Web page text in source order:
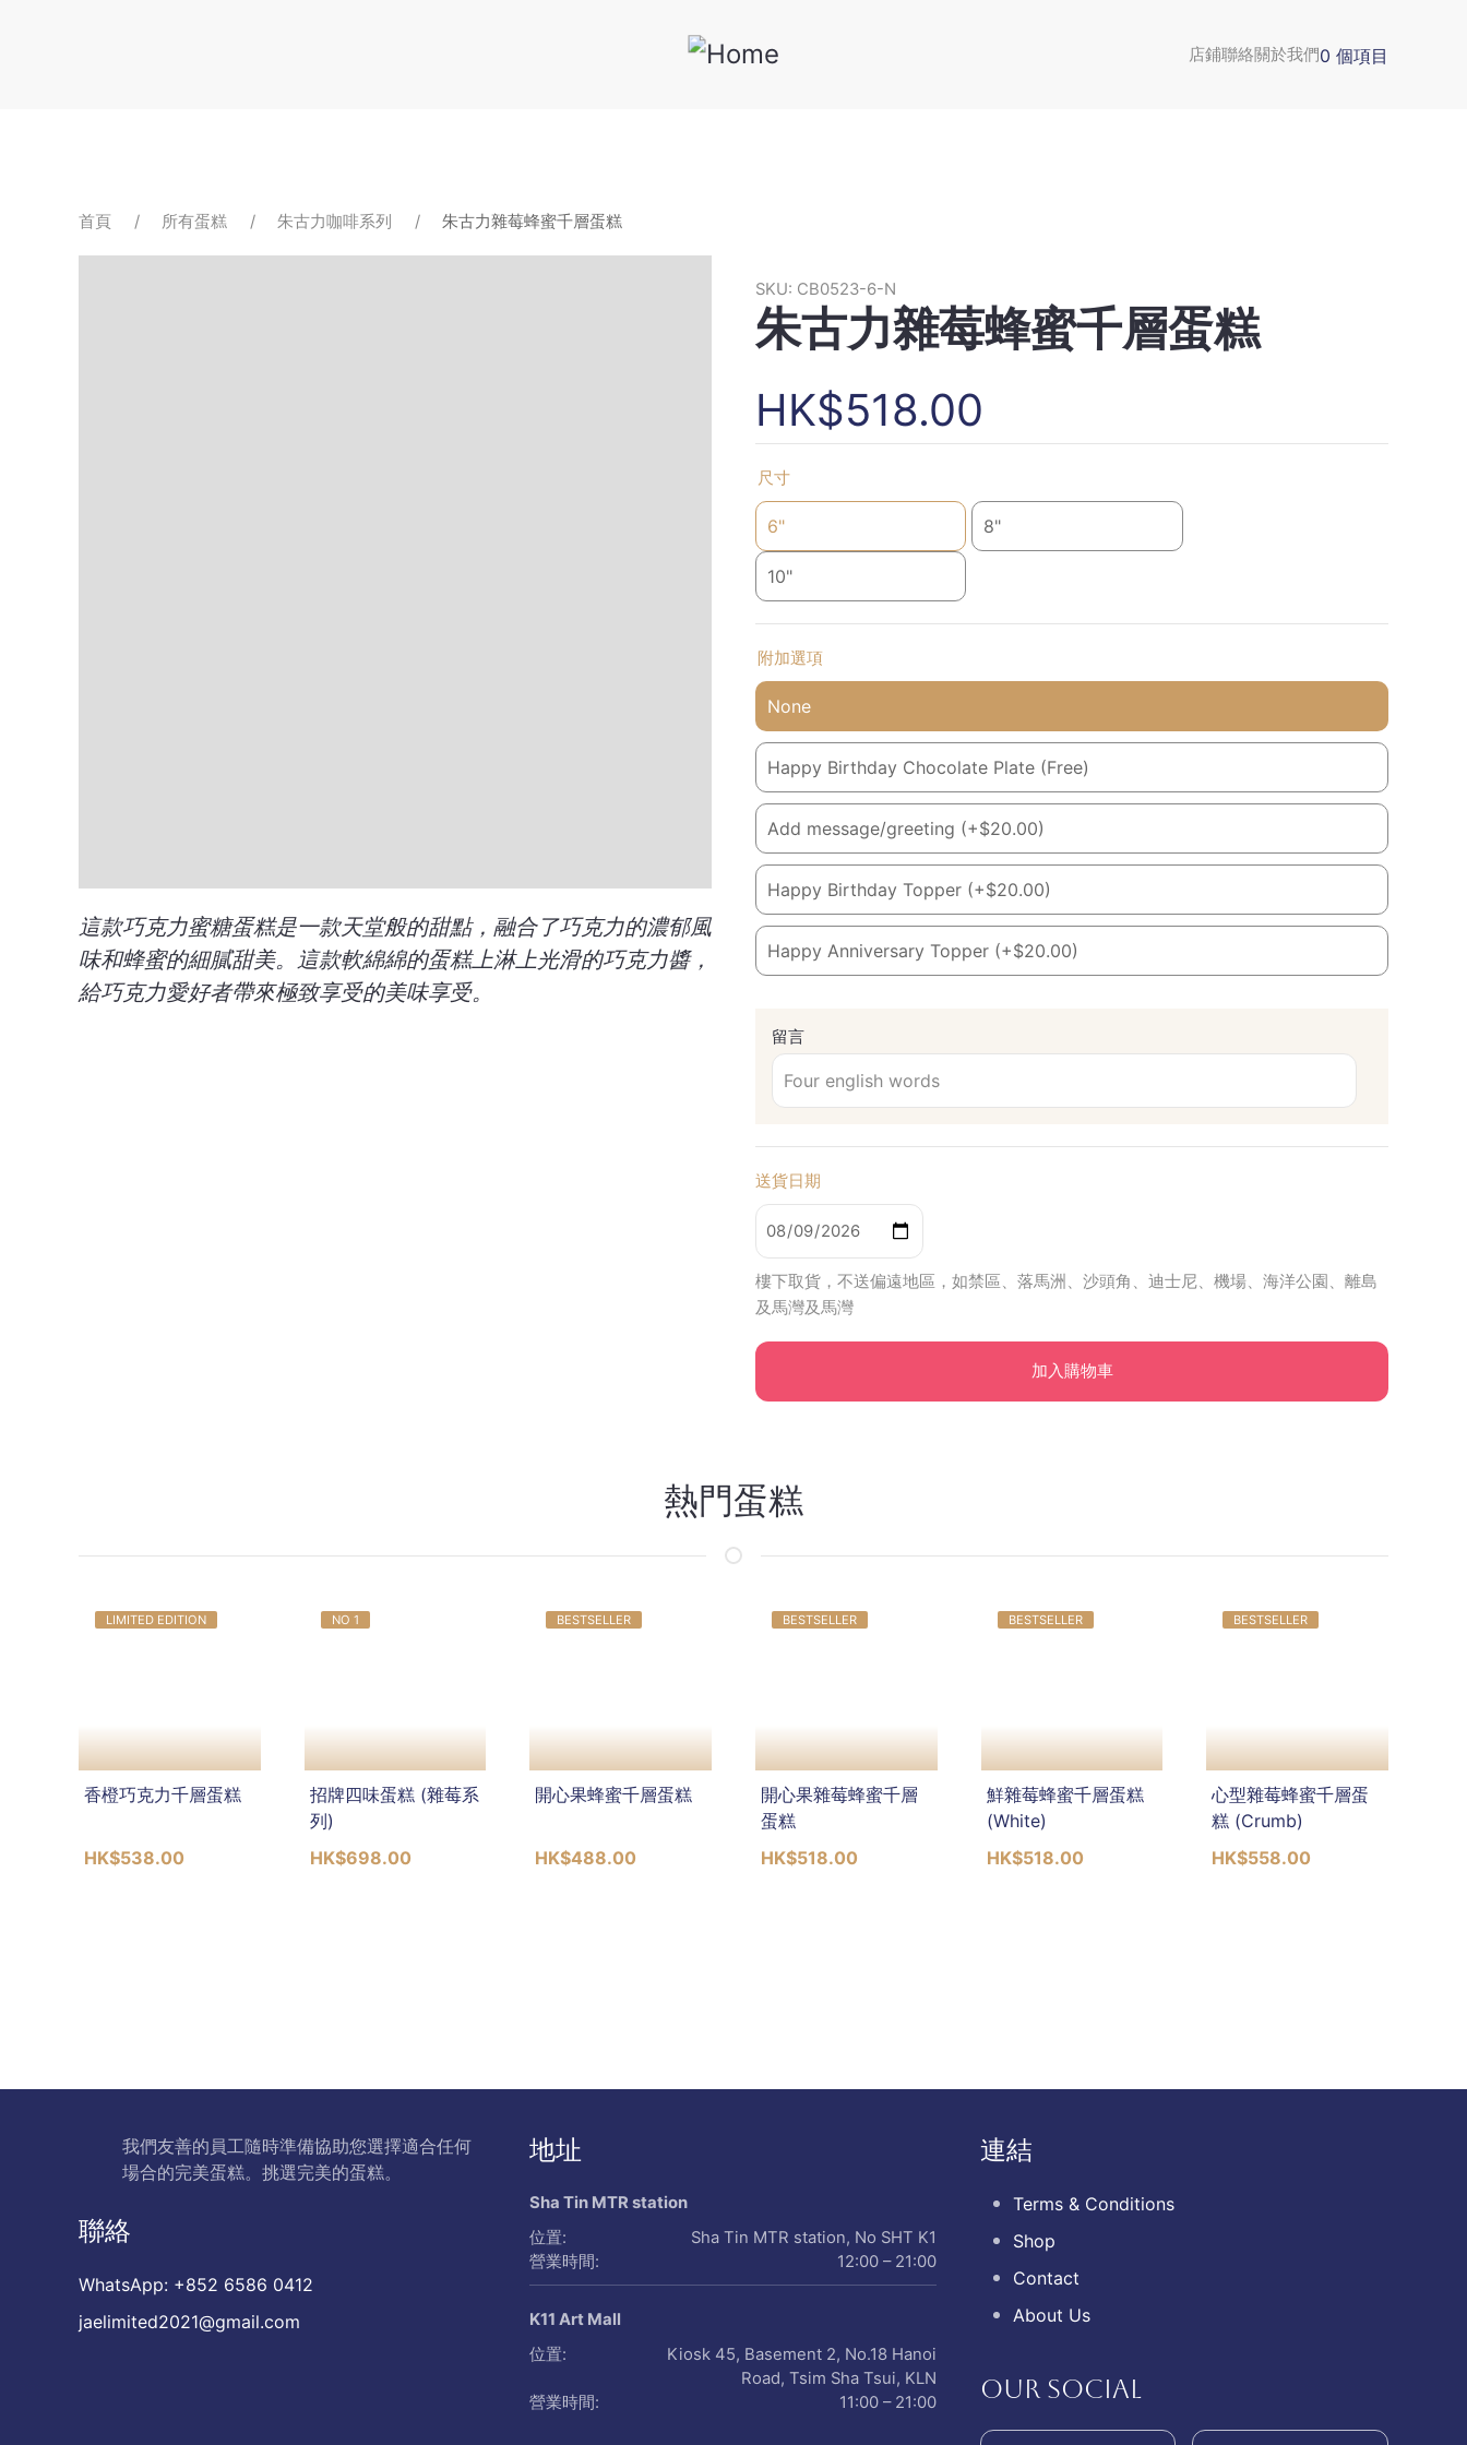
店鋪聯絡關於我們0 個項目
導
首頁 所有蛋糕 朱古力咖啡系列 朱古力雜莓蜂蜜千層蛋糕
這款巧克力蜜糖蛋糕是一款天堂般的甜點，融合了巧克力的濃郁風
味和蜂蜜的細膩甜美。這款軟綿綿的蛋糕上淋上光滑的巧克力醬，
給巧克力愛好者帶來極致享受的美味享受。
SKU: CB0523-6-N
朱古力雜莓蜂蜜千層蛋糕
HK$518.00
尺寸
6" 8"
10"
附加選項
None
Happy Birthday Chocolate Plate (Free)
Add message/greeting (+$20.00)
Happy Birthday Topper (+$20.00)
Happy Anniversary Topper (+$20.00)
留言
送貨日期
日
期
樓下取貨，不送偏遠地區，如禁區、落馬洲、沙頭角、迪士尼、機場、海洋公園、離島
及馬灣及馬灣
熱門蛋糕
LIMITED EDITION
香橙巧克力千層蛋糕
HK$538.00
NO 1
招牌四味蛋糕 (雜莓系
列)
HK$698.00
BESTSELLER
開心果蜂蜜千層蛋糕
HK$488.00
BESTSELLER
開心果雜莓蜂蜜千層
蛋糕
HK$518.00
BESTSELLER
鮮雜莓蜂蜜千層蛋糕
(White)
HK$518.00
BESTSELLER
心型雜莓蜂蜜千層蛋
糕 (Crumb)
HK$558.00
我們友善的員工隨時準備協助您選擇適合任何
場合的完美蛋糕。挑選完美的蛋糕。
聯絡
WhatsApp: +852 6586 0412
jaelimited2021@gmail.com
地址
Sha Tin MTR station
位置:
Sha Tin MTR station, No SHT K1
營業時間:
12:00 – 21:00
K11 Art Mall
位置:
Kiosk 45, Basement 2, No.18 Hanoi
Road, Tsim Sha Tsui, KLN
營業時間:
11:00 – 21:00
連結
Terms & Conditions
Shop
Contact
About Us
OUR SOCIAL